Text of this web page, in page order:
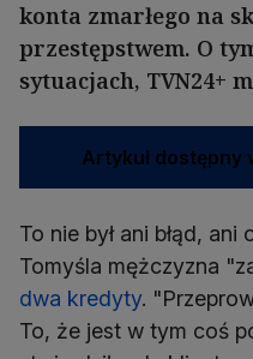
konta zmarłego na
przestępstwem. O
sytuacjach, TVN24+
Artykuł dostępny
To nie był ani błąd,
Tomyśla mężczyzna
dwa kredyty.
To, że jest w tym coś